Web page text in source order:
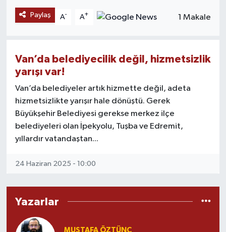
açıklamalardan, hazırlıklı basın
Bu köşe; dile getirilmeyenleri dillendirmek,
arka sokaklarından, meydanlarına; yıkılmış
hayallerden, gerçekleşmeyi bekleyen
projelere kadar Van’da konuşulan her şeyi
kayıt altına alıyoruz.
yönetim, daha yaşanabilir bir Van için ortak
Çünkü bu şehir konuşuyor…
Paylaş A- A+ 1 Makale
Van’da belediyecilik değil, hizmetsizlik
yarışı var!
Van’da belediyeler artık hizmette değil, adeta
hizmetsizlikte yarışır hale dönüştü. Gerek
Büyükşehir Belediyesi gerekse merkez ilçe
belediyeleri olan İpekyolu, Tuşba ve Edremit,
yıllardır vatandaştan...
24 Haziran 2025 - 10:00
Yazarlar
MUSTAFA ÖZTÜNÇ
Bilim & Teknoloji
RESMİ İLANLAR
Son Dakika Haberleri